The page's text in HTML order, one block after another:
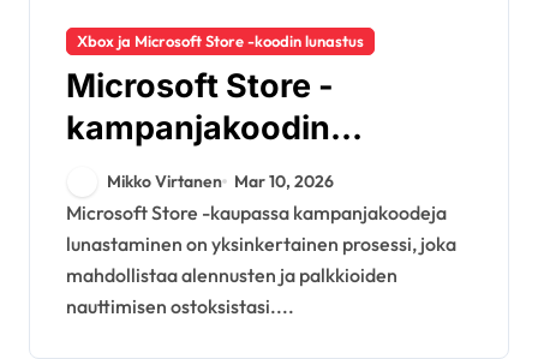
Xbox ja Microsoft Store -koodin lunastus
Microsoft Store -
kampanjakoodin
lunastus: Kauden
myynnit, Tapahtumaan
osallistuminen,
Palkintojen lunastus
Mikko Virtanen Mar 10, 2026
Microsoft Store -kaupassa kampanjakoodeja
lunastaminen on yksinkertainen prosessi, joka
mahdollistaa alennusten ja palkkioiden
nauttimisen ostoksistasi....